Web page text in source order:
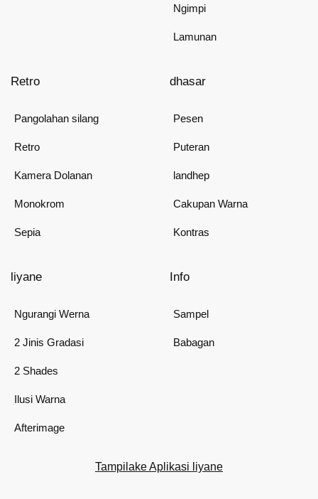
Ngimpi
Lamunan
Retro
Pangolahan silang
Retro
Kamera Dolanan
Monokrom
Sepia
dhasar
Pesen
Puteran
landhep
Cakupan Warna
Kontras
liyane
Ngurangi Werna
2 Jinis Gradasi
2 Shades
Ilusi Warna
Afterimage
Info
Sampel
Babagan
Tampilake Aplikasi liyane